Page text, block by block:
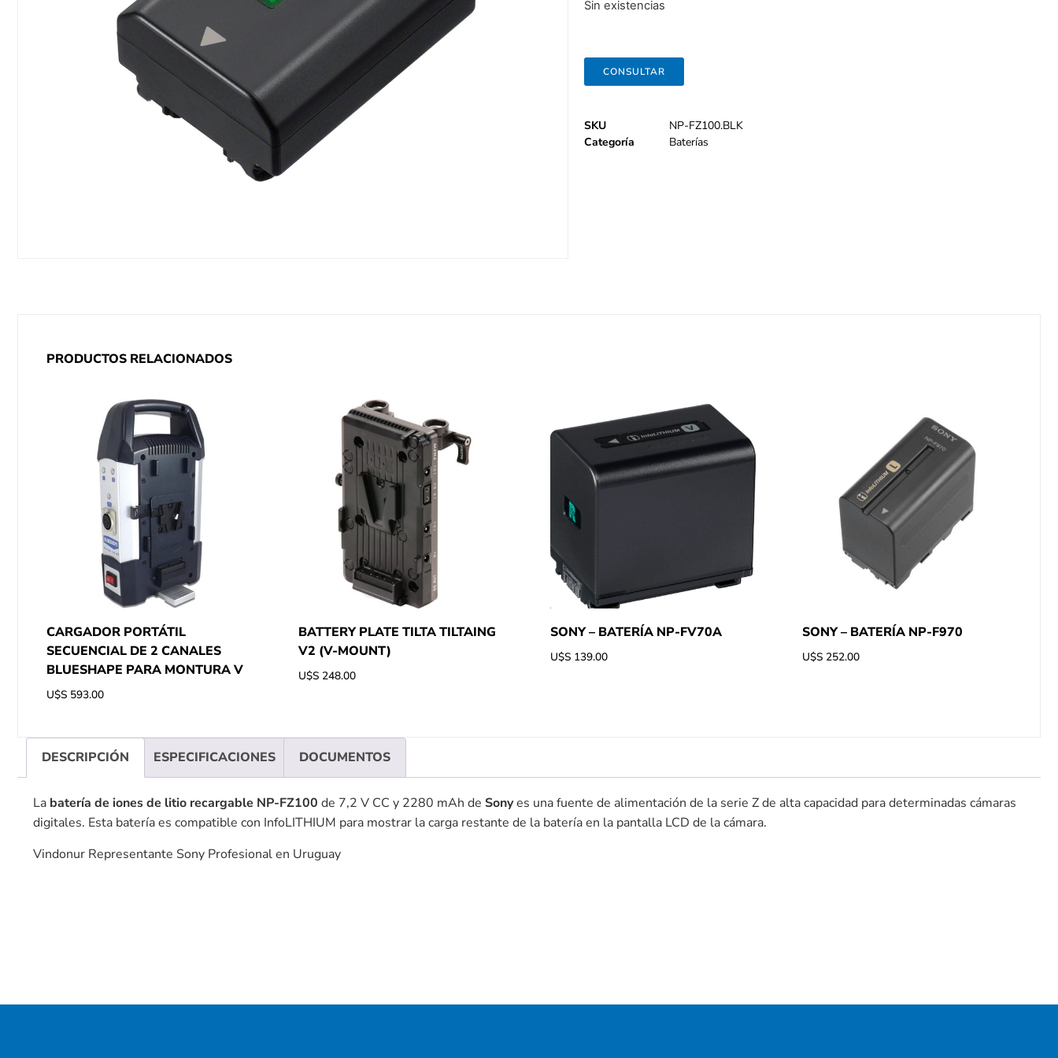
Sin existencias
CONSULTAR
SKU
NP-FZ100.BLK
Categoría
Baterías
PRODUCTOS RELACIONADOS
CARGADOR PORTÁTIL
SECUENCIAL DE 2 CANALES
BLUESHAPE PARA MONTURA V
U$S 593.00
BATTERY PLATE TILTA TILTAING
V2 (V-MOUNT)
U$S 248.00
SONY – BATERÍA NP-FV70A
U$S 139.00
SONY – BATERÍA NP-F970
U$S 252.00
DESCRIPCIÓN ESPECIFICACIONES DOCUMENTOS
La batería de iones de litio recargable NP-FZ100 de 7,2 V CC y 2280 mAh de Sonyes una fuente de alimentación de la serie Z de alta capacidad para determinadas cámaras
digitales. Esta batería es compatible con InfoLITHIUM para mostrar la carga restante de la batería en la pantalla LCD de la cámara.
Vindonur Representante Sony Profesional en Uruguay